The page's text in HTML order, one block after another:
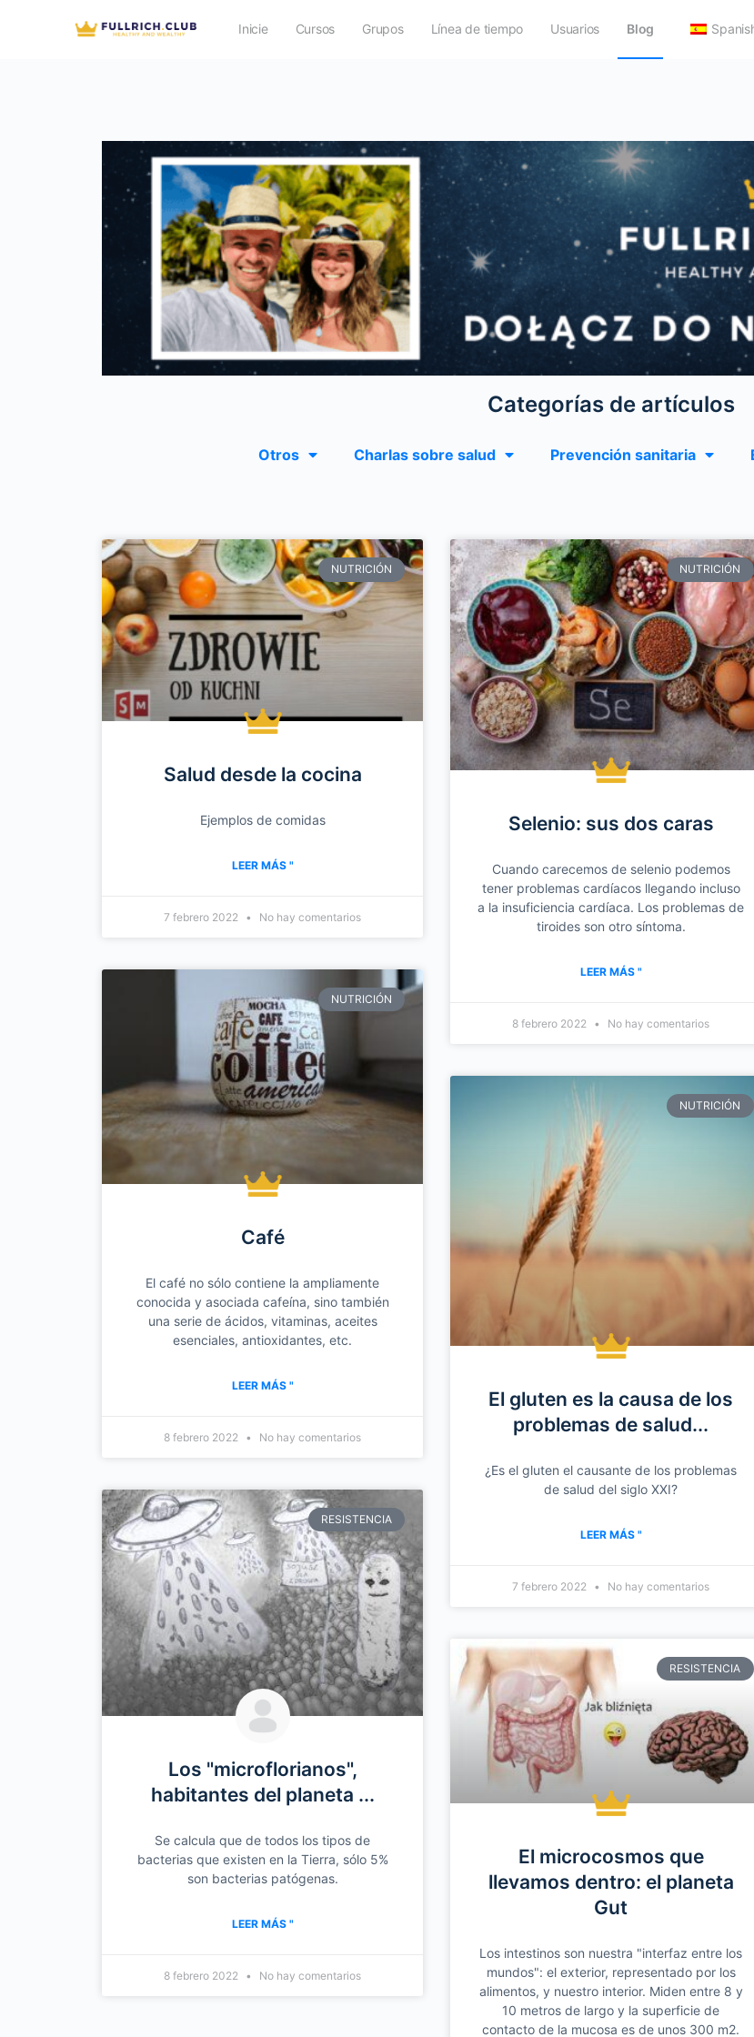
Inicie Cursos Grupos Línea de tiempo Usuarios Blog
Categorías de artículos
Otros Charlas sobre salud Prevención sanitaria
NUTRICIÓN
Salud desde la cocina
Ejemplos de comidas
LEER MÁS "
7 febrero 2022 No hay comentarios
NUTRICIÓN
Selenio: sus dos caras
Cuando carecemos de selenio podemos
tener problemas cardíacos llegando incluso
a la insuficiencia cardíaca. Los problemas de
tiroides son otro síntoma.
LEER MÁS "
8 febrero 2022 No hay comentarios
NUTRICIÓN
Café
El café no sólo contiene la ampliamente
conocida y asociada cafeína, sino también
una serie de ácidos, vitaminas, aceites
esenciales, antioxidantes, etc.
LEER MÁS "
8 febrero 2022 No hay comentarios
NUTRICIÓN
El gluten es la causa de los
problemas de salud...
¿Es el gluten el causante de los problemas
de salud del siglo XXI?
LEER MÁS "
7 febrero 2022 No hay comentarios
RESISTENCIA
Los "microflorianos",
habitantes del planeta ...
Se calcula que de todos los tipos de
bacterias que existen en la Tierra, sólo 5%
son bacterias patógenas.
LEER MÁS "
8 febrero 2022 No hay comentarios
RESISTENCIA
El microcosmos que
llevamos dentro: el planeta
Gut
Los intestinos son nuestra "interfaz entre los
mundos": el exterior, representado por los
alimentos, y nuestro interior. Miden entre 8 y
10 metros de largo y la superficie de
contacto de la mucosa es de unos 300 m2.